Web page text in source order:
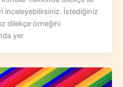
inceleyebilirsiniz. İstediğiniz
dilekçe örneğini
yer